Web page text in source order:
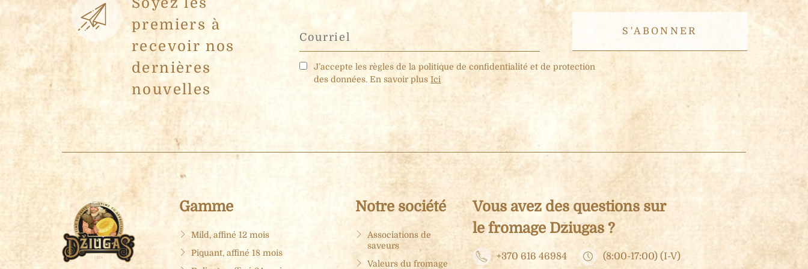
premiers à
recevoir nos
dernières
nouvelles
J’accepte les règles de la politique de confidentialité et de protection
des données. En savoir plusIci
Gamme
Mild, affiné 12 mois
Piquant, affiné 18 mois
Notre société
Associations de
saveurs
Valeurs du fromage
Vous avez des questions sur
le fromage Džiugas ?
+370 616 46984 (8:00-17:00) (I-V)